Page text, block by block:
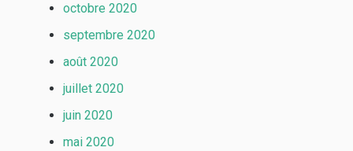
octobre 2020
septembre 2020
août 2020
juillet 2020
juin 2020
mai 2020